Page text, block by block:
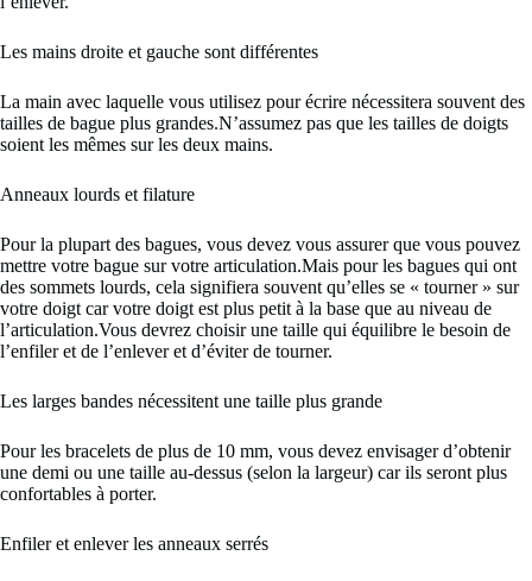
Les mains droite et gauche sont différentes
La main avec laquelle vous utilisez pour écrire nécessitera souvent des
tailles de bague plus grandes.N’assumez pas que les tailles de doigts
soient les mêmes sur les deux mains.
Anneaux lourds et filature
Pour la plupart des bagues, vous devez vous assurer que vous pouvez
mettre votre bague sur votre articulation.Mais pour les bagues qui ont
des sommets lourds, cela signifiera souvent qu’elles se « tourner » sur
votre doigt car votre doigt est plus petit à la base que au niveau de
l’articulation.Vous devrez choisir une taille qui équilibre le besoin de
l’enfiler et de l’enlever et d’éviter de tourner.
Les larges bandes nécessitent une taille plus grande
Pour les bracelets de plus de 10 mm, vous devez envisager d’obtenir
une demi ou une taille au-dessus (selon la largeur) car ils seront plus
confortables à porter.
Enfiler et enlever les anneaux serrés